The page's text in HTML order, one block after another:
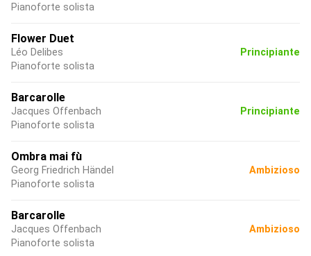
Pianoforte solista
Flower Duet
Léo Delibes
Pianoforte solista
Principiante
Barcarolle
Jacques Offenbach
Pianoforte solista
Principiante
Ombra mai fù
Georg Friedrich Händel
Pianoforte solista
Ambizioso
Barcarolle
Jacques Offenbach
Pianoforte solista
Ambizioso